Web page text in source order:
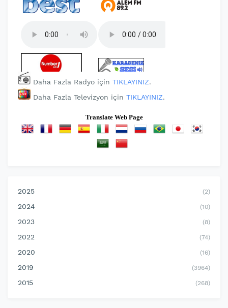
Daha Fazla Radyo için TIKLAYINIZ.
Daha Fazla Televizyon için TIKLAYINIZ.
Translate Web Page
2025 (2)
2024 (10)
2023 (8)
2022 (74)
2020 (16)
2019 (3964)
2015 (268)